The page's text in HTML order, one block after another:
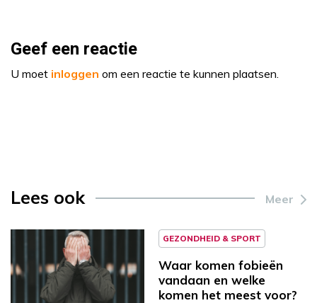
Geef een reactie
U moet inloggen om een reactie te kunnen plaatsen.
Lees ook Meer
GEZONDHEID & SPORT
Waar komen fobieën
vandaan en welke
komen het meest voor?